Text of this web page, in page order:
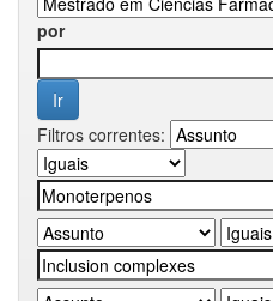
por
Filtros correntes: